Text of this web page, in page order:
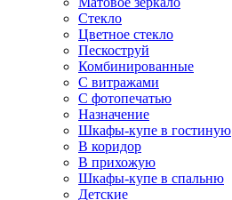
Стекло
Цветное стекло
Пескоструй
Комбинированные
С витражами
С фотопечатью
Назначение
Шкафы-купе в гостиную
В коридор
В прихожую
Шкафы-купе в спальню
Детские